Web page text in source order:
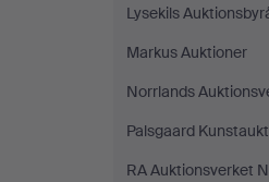
Lysekils
Markus Auktioner
Norrlands
Palsgaard
RA Auktionsverket